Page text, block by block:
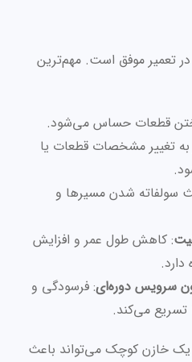
تعمیر موفق است. مهم‌ترین
قطعات حساس می‌شود.
به تغییر مشخصات قطعات یا
سولفاته شدن مسیرها و
: کاهش طول عمر و افزایش
سرویس دوره‌ای: فرسودگی و
می‌کند.
یک خازن کوچک می‌تواند باعث